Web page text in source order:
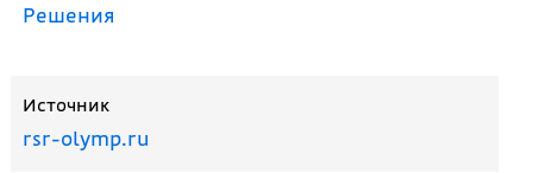
Решения
Источник
rsr-olymp.ru